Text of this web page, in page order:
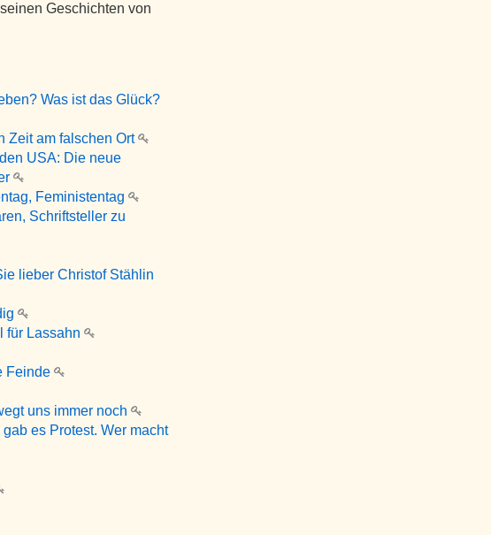
Geschichten von
Was ist das Glück?
Zeit am falschen Ort
USA: Die neue
Feministentag
Schriftsteller zu
lieber Christof Stählin
für Lassahn
Feinde
uns immer noch
es Protest. Wer macht